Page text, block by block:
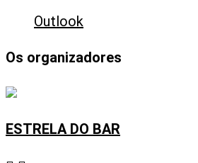
Outlook
Os organizadores
ESTRELA DO BAR